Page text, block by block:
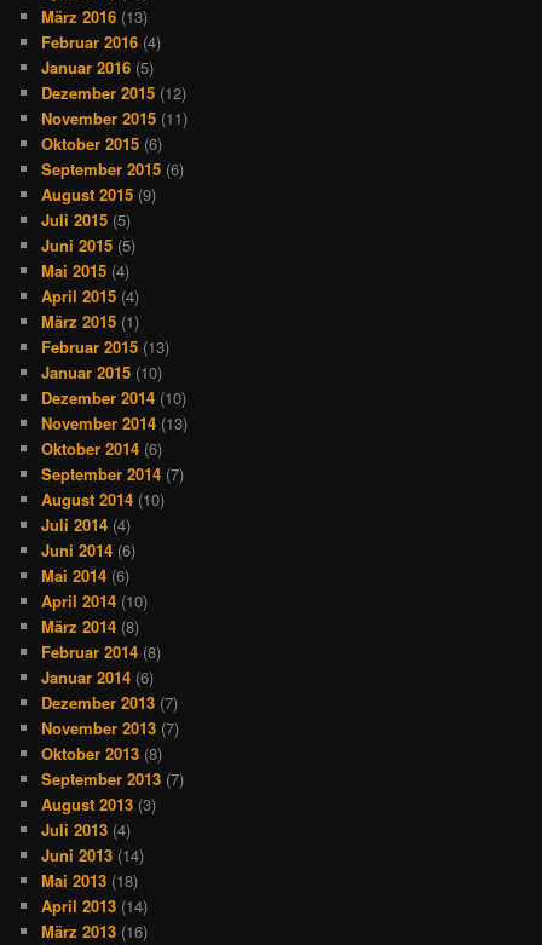
März 2016 (13)
Februar 2016 (4)
Januar 2016 (5)
Dezember 2015 (12)
November 2015 (11)
Oktober 2015 (6)
September 2015 (6)
August 2015 (9)
Juli 2015 (5)
Juni 2015 (5)
Mai 2015 (4)
April 2015 (4)
März 2015 (1)
Februar 2015 (13)
Januar 2015 (10)
Dezember 2014 (10)
November 2014 (13)
Oktober 2014 (6)
September 2014 (7)
August 2014 (10)
Juli 2014 (4)
Juni 2014 (6)
Mai 2014 (6)
April 2014 (10)
März 2014 (8)
Februar 2014 (8)
Januar 2014 (6)
Dezember 2013 (7)
November 2013 (7)
Oktober 2013 (8)
September 2013 (7)
August 2013 (3)
Juli 2013 (4)
Juni 2013 (14)
Mai 2013 (18)
April 2013 (14)
März 2013 (16)